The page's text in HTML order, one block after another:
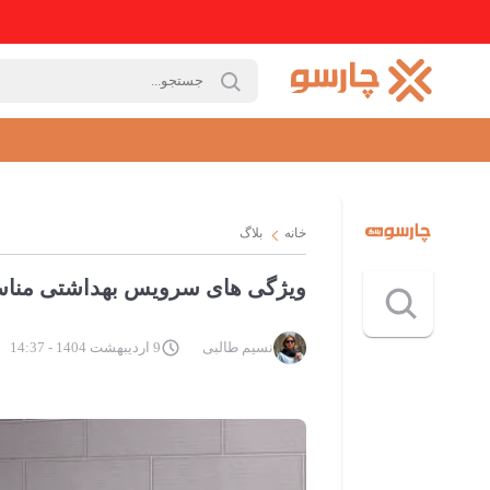
خانه بلاگ
ویژگی های سرویس بهداشتی
نسیم طالبی 9 اردیبهشت 1404 - 14:37